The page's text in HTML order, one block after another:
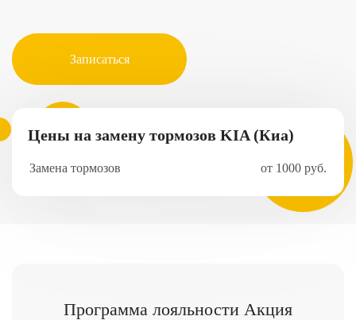
Записаться
Цены на замену тормозов KIA (Киа)
Замена тормозов от 1000 руб.
Программа лояльности Акция